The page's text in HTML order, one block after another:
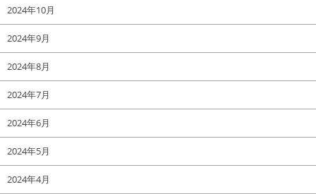
2024年10月
2024年9月
2024年8月
2024年7月
2024年6月
2024年5月
2024年4月